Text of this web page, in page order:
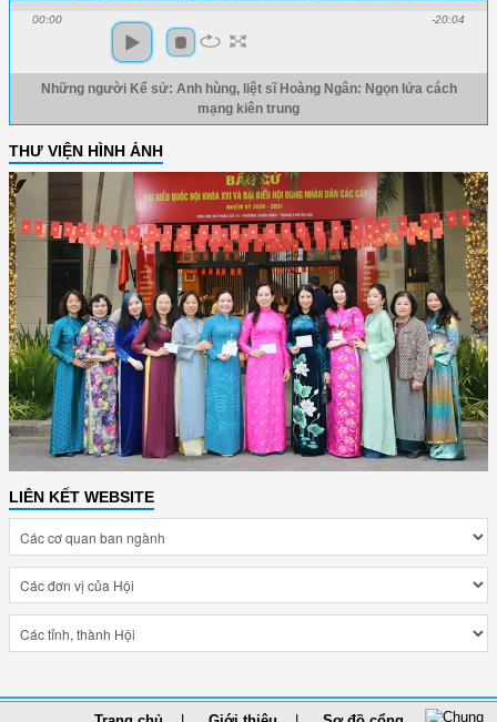
00:00 -20:04
Những người Kể sử: Anh hùng, liệt sĩ Hoàng Ngân: Ngọn lửa cách
mạng kiên trung
THƯ VIỆN HÌNH ẢNH
LIÊN KẾT WEBSITE